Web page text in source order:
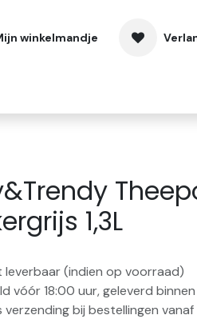
winkelmandje
1,3L
leverbaar (indien op voorraad)
vóór 18:00 uur, geleverd
verzending bij bestellingen